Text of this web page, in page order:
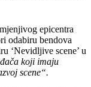
epicentra
odabiru bendova
‘Nevidljive scene’ u
koji imaju
scene“.